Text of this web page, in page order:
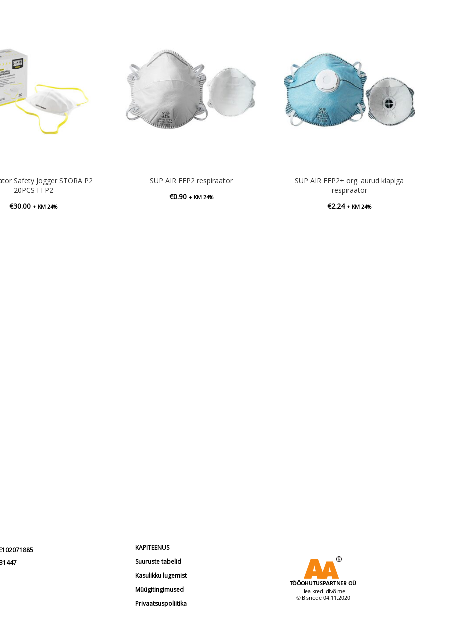
Safety Jogger STORA P2
20PCS FFP2
€30.00 + KM 24%
SUP AIR FFP2 respiraator
€0.90 + KM 24%
SUP AIR FFP2+ org. aurud klapiga
respiraator
€2.24 + KM 24%
KAPITEENUS
Suuruste tabelid
Kasulikku lugemist
Müügitingimused
Privaatsuspoliitika